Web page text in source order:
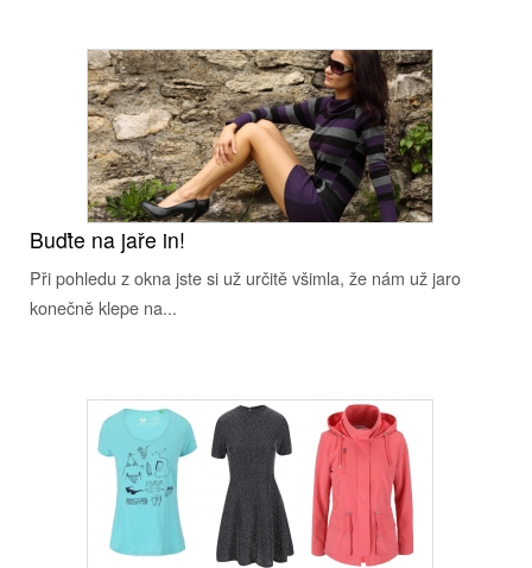
Buďte na jaře in!
Při pohledu z okna jste si už určitě všimla, že nám už jaro
konečně klepe na...